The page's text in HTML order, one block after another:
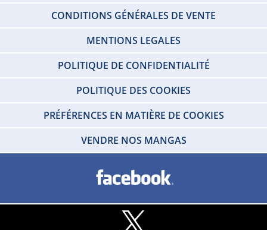
CONDITIONS GÉNÉRALES DE VENTE
MENTIONS LEGALES
POLITIQUE DE CONFIDENTIALITÉ
POLITIQUE DES COOKIES
PRÉFÉRENCES EN MATIÈRE DE COOKIES
VENDRE NOS MANGAS